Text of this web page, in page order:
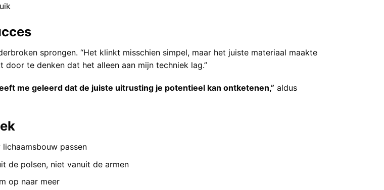
sprongen. “Het klinkt misschien simpel, maar het juiste materiaal maakte
te denken dat het alleen aan mijn techniek lag.”
me geleerd dat de juiste uitrusting je potentieel kan ontketenen,” aldus
passen
de polsen, niet vanuit de armen
op naar meer